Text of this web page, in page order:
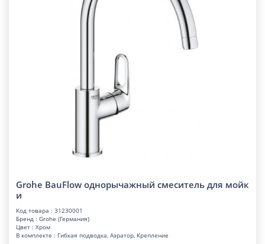
Grohe BauFlow однорычажный смеситель для мойк
и
Код товара : 31230001
Бренд : Grohe (Германия)
Цвет : Хром
В комплекте : Гибкая подводка, Аэратор, Крепление